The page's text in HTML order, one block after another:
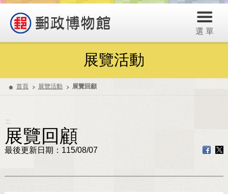
選 單
展覽活動
首頁 展覽活動 展覽回顧
:::
展覽回顧
最後更新日期：115/08/07